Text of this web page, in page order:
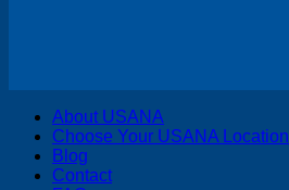
About USANA
Choose Your USANA Location
Blog
Contact